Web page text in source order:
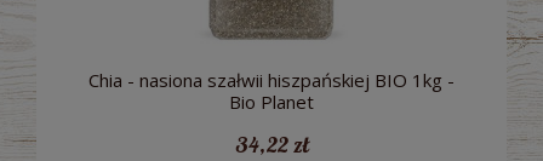
Chia - nasiona szałwii hiszpańskiej BIO 1kg -
Bio Planet
34,22 zł